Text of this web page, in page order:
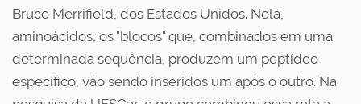
Bruce Merrifield, dos Estados Unidos. Nela,
aminoácidos, os "blocos" que, combinados em uma
determinada sequência, produzem um peptídeo
específico, vão sendo inseridos um após o outro. Na